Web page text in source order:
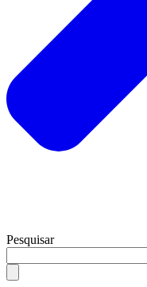
Pesquisar